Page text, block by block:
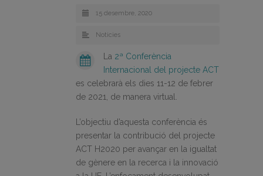
15 desembre, 2020
Noticies
La 2ª Conferència
Internacional del projecte ACT
es celebrarà els dies 11-12 de febrer
de 2021, de manera virtual.
L’objectiu d’aquesta conferència és
presentar la contribució del projecte
ACT H2020 per avançar en la igualtat
de gènere en la recerca i la innovació